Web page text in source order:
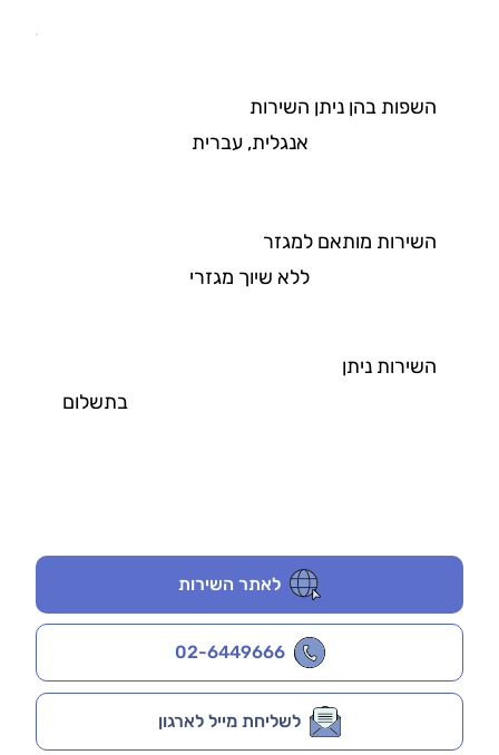
השפות בהן ניתן השירות
אנגלית, עברית
השירות מותאם למגזר
ללא שיוך מגזרי
השירות ניתן
בתשלום
לאתר השירות
02-6449666
לשליחת מייל לארגון